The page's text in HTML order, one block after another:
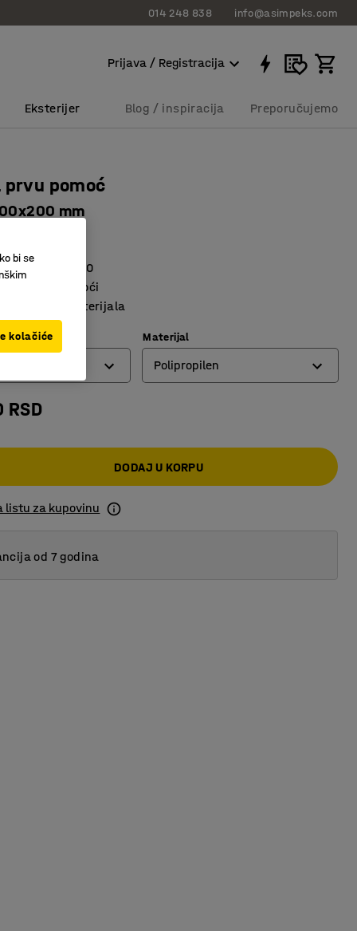
014 248 838 info@asimpeks.com
Prijava / Registracija
Eksterijer Blog / inspiracija Preporučujemo
prvu pomoć
mm
EN ISO 7010
brze pomoći
u nekoliko materijala
Materijal
Polipropilen
RSD
DODAJ U KORPU
listu za kupovinu
od 7 godina
bi se
kolačiće